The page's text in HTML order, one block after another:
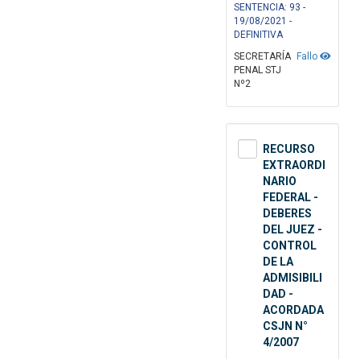
SENTENCIA: 93 -
19/08/2021 -
DEFINITIVA
Fallo
SECRETARÍA
PENAL STJ
Nº2
RECURSO
EXTRAORDI
NARIO
FEDERAL -
DEBERES
DEL JUEZ -
CONTROL
DE LA
ADMISIBILI
DAD -
ACORDADA
CSJN N°
4/2007